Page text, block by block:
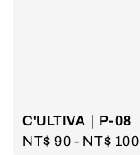
C'ULTIVA｜P-08
Regular
NT$ 90 - NT$ 100